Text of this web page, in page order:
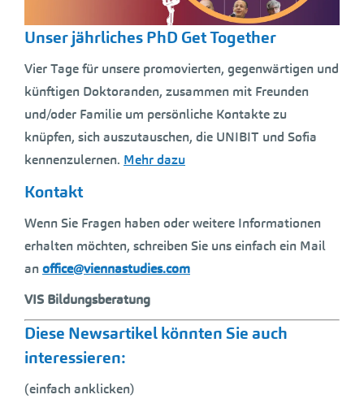
Unser jährliches PhD Get Together
Vier Tage für unsere promovierten, gegenwärtigen und
künftigen Doktoranden, zusammen mit Freunden
und/oder Familie um persönliche Kontakte zu
knüpfen, sich auszutauschen, die UNIBIT und Sofia
kennenzulernen. Mehr dazu
Kontakt
Wenn Sie Fragen haben oder weitere Informationen
erhalten möchten, schreiben Sie uns einfach ein Mail
an office@viennastudies.com
VIS Bildungsberatung
Diese Newsartikel könnten Sie auch
interessieren:
(einfach anklicken)